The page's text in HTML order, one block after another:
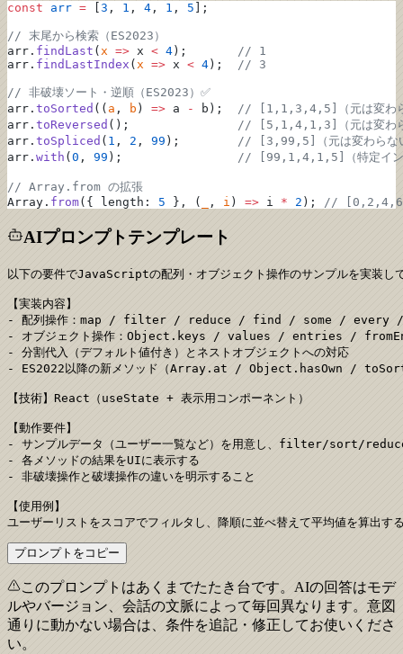
const arr = 3 , 1 , 4 , 1 , 5 ];
// 末尾から検索（ES2023）
arr. findLast ( x => x < 4 ); // 1
arr. findLastIndex ( x => x < 4 ); // 3
// 非破壊ソート・逆順（ES2023）✅
arr. toSorted (( a , b ) => a - b); // [1,1,3,4,5]（元は変わ
arr. toReversed (); // [5,1,4,1,3]（元は変わ
arr. toSpliced ( 1 , 2 , 99 ); // [3,99,5]（元は変わらな
arr. with ( 0 , 99 ); // [99,1,4,1,5]（特定イン
// Array.from の拡張
Array. from({ length: 5 }, ( , i ) => i * 2 ); //
AIプロンプトテンプレート
以下の要件でJavaScriptの配列・オブジェクト操作のサンプルを実装し
【実装内容】
- 配列操作：map / filter / reduce / find / some / every /
- オブジェクト操作：Object.keys / values / entries /
- 分割代入（デフォルト値付き）とネストオブジェクトへの対応
- ES2022以降の新メソッド（Array.at / Object.hasOwn /
【技術】React（useState + 表示用コンポーネント）
【動作要件】
- サンプルデータ（ユーザー一覧など）を用意し、filter/sort/reduce
- 各メソッドの結果をUIに表示する
- 非破壊操作と破壊操作の違いを明示すること
【使用例】
ユーザーリストをスコアでフィルタし、降順に並べ替えて平均値を算出す
プロンプトをコピー
このプロンプトはあくまでたたき台です。AIの回答はモデ
ルやバージョン、会話の文脈によって毎回異なります。意図
通りに動かない場合は、条件を追記・修正してお使いくださ
い。